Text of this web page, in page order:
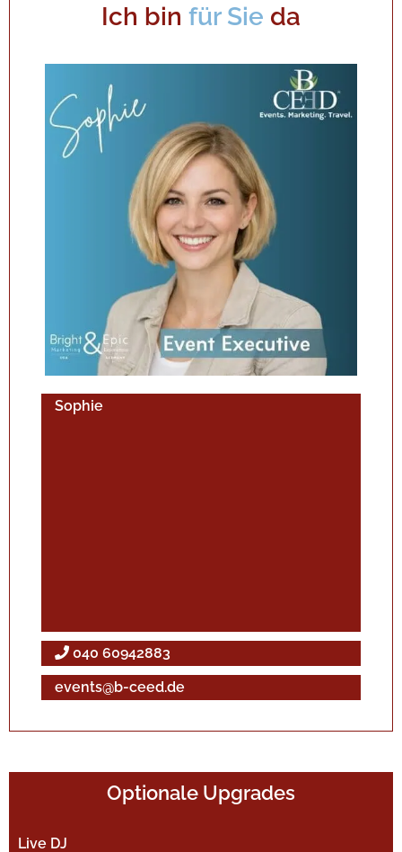
Ich bin für Sie da
Sophie
040 60942883
events@b-ceed.de
Optionale Upgrades
Live DJ